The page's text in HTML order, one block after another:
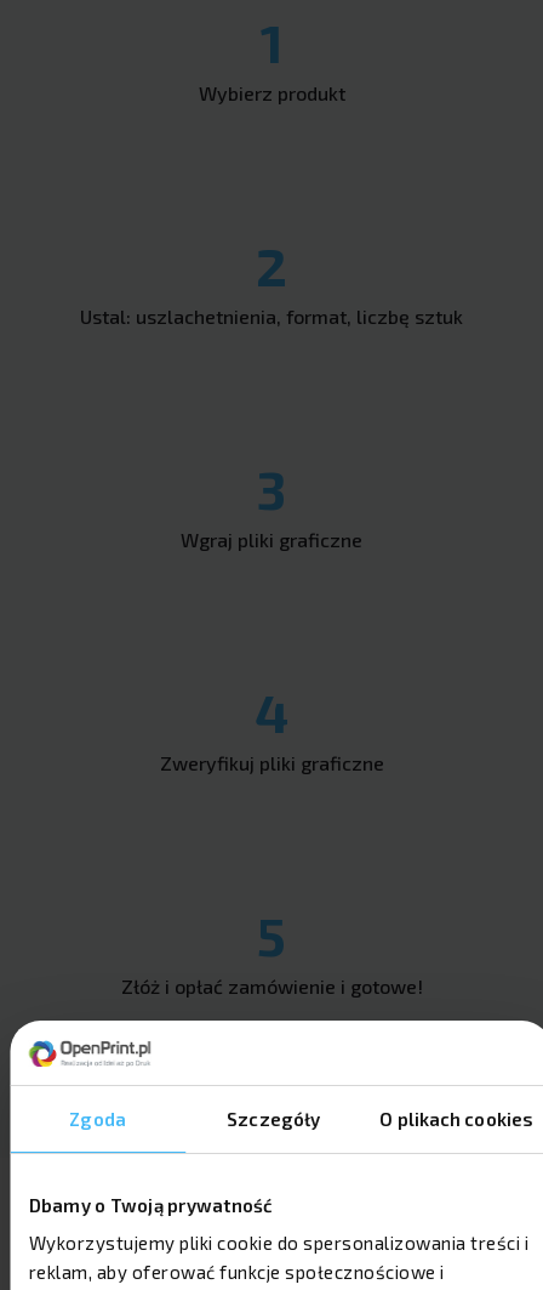
Zgoda Szczegóły O plikach cookies
Dbamy o Twoją prywatność
Wykorzystujemy pliki cookie do spersonalizowania treści i
reklam, aby oferować funkcje społecznościowe i
1
Wybierz produkt
2
Ustal: uszlachetnienia, format, liczbę sztuk
3
Wgraj pliki graficzne
4
Zweryfikuj pliki graficzne
5
Złóż i opłać zamówienie i gotowe!
Opinie o drukarni OpenPrint w
Gdańsku